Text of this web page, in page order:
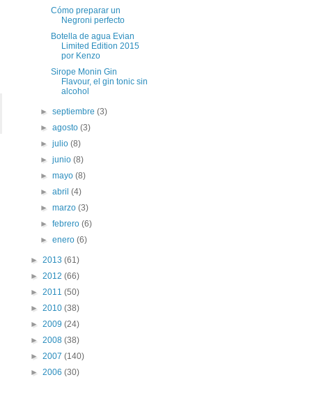
Cómo preparar un
Negroni perfecto
Botella de agua Evian
Limited Edition 2015
por Kenzo
Sirope Monin Gin
Flavour, el gin tonic sin
alcohol
►septiembre(3)
►agosto(3)
►julio(8)
►junio(8)
►mayo(8)
►abril(4)
►marzo(3)
►febrero(6)
►enero(6)
► 2013 (61)
► 2012 (66)
► 2011 (50)
► 2010 (38)
► 2009 (24)
► 2008 (38)
► 2007 (140)
► 2006 (30)